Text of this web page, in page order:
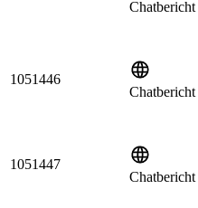
Chatbericht
1051446
Chatbericht
1051447
Chatbericht